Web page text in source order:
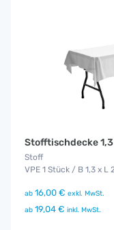
Stofftischdecke
Stoff
VPE 1 Stück / B 1,3 x L
ab 16,00 € exkl. MwSt.
ab 19,04 € inkl. MwSt.